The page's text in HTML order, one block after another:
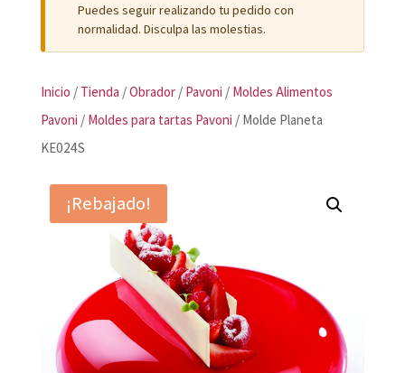
Puedes seguir realizando tu pedido con
normalidad. Disculpa las molestias.
Inicio / Tienda /Obrador/ Pavoni / Moldes Alimentos
Pavoni / Moldes para tartas Pavoni / Molde Planeta
KE024S
¡Rebajado!